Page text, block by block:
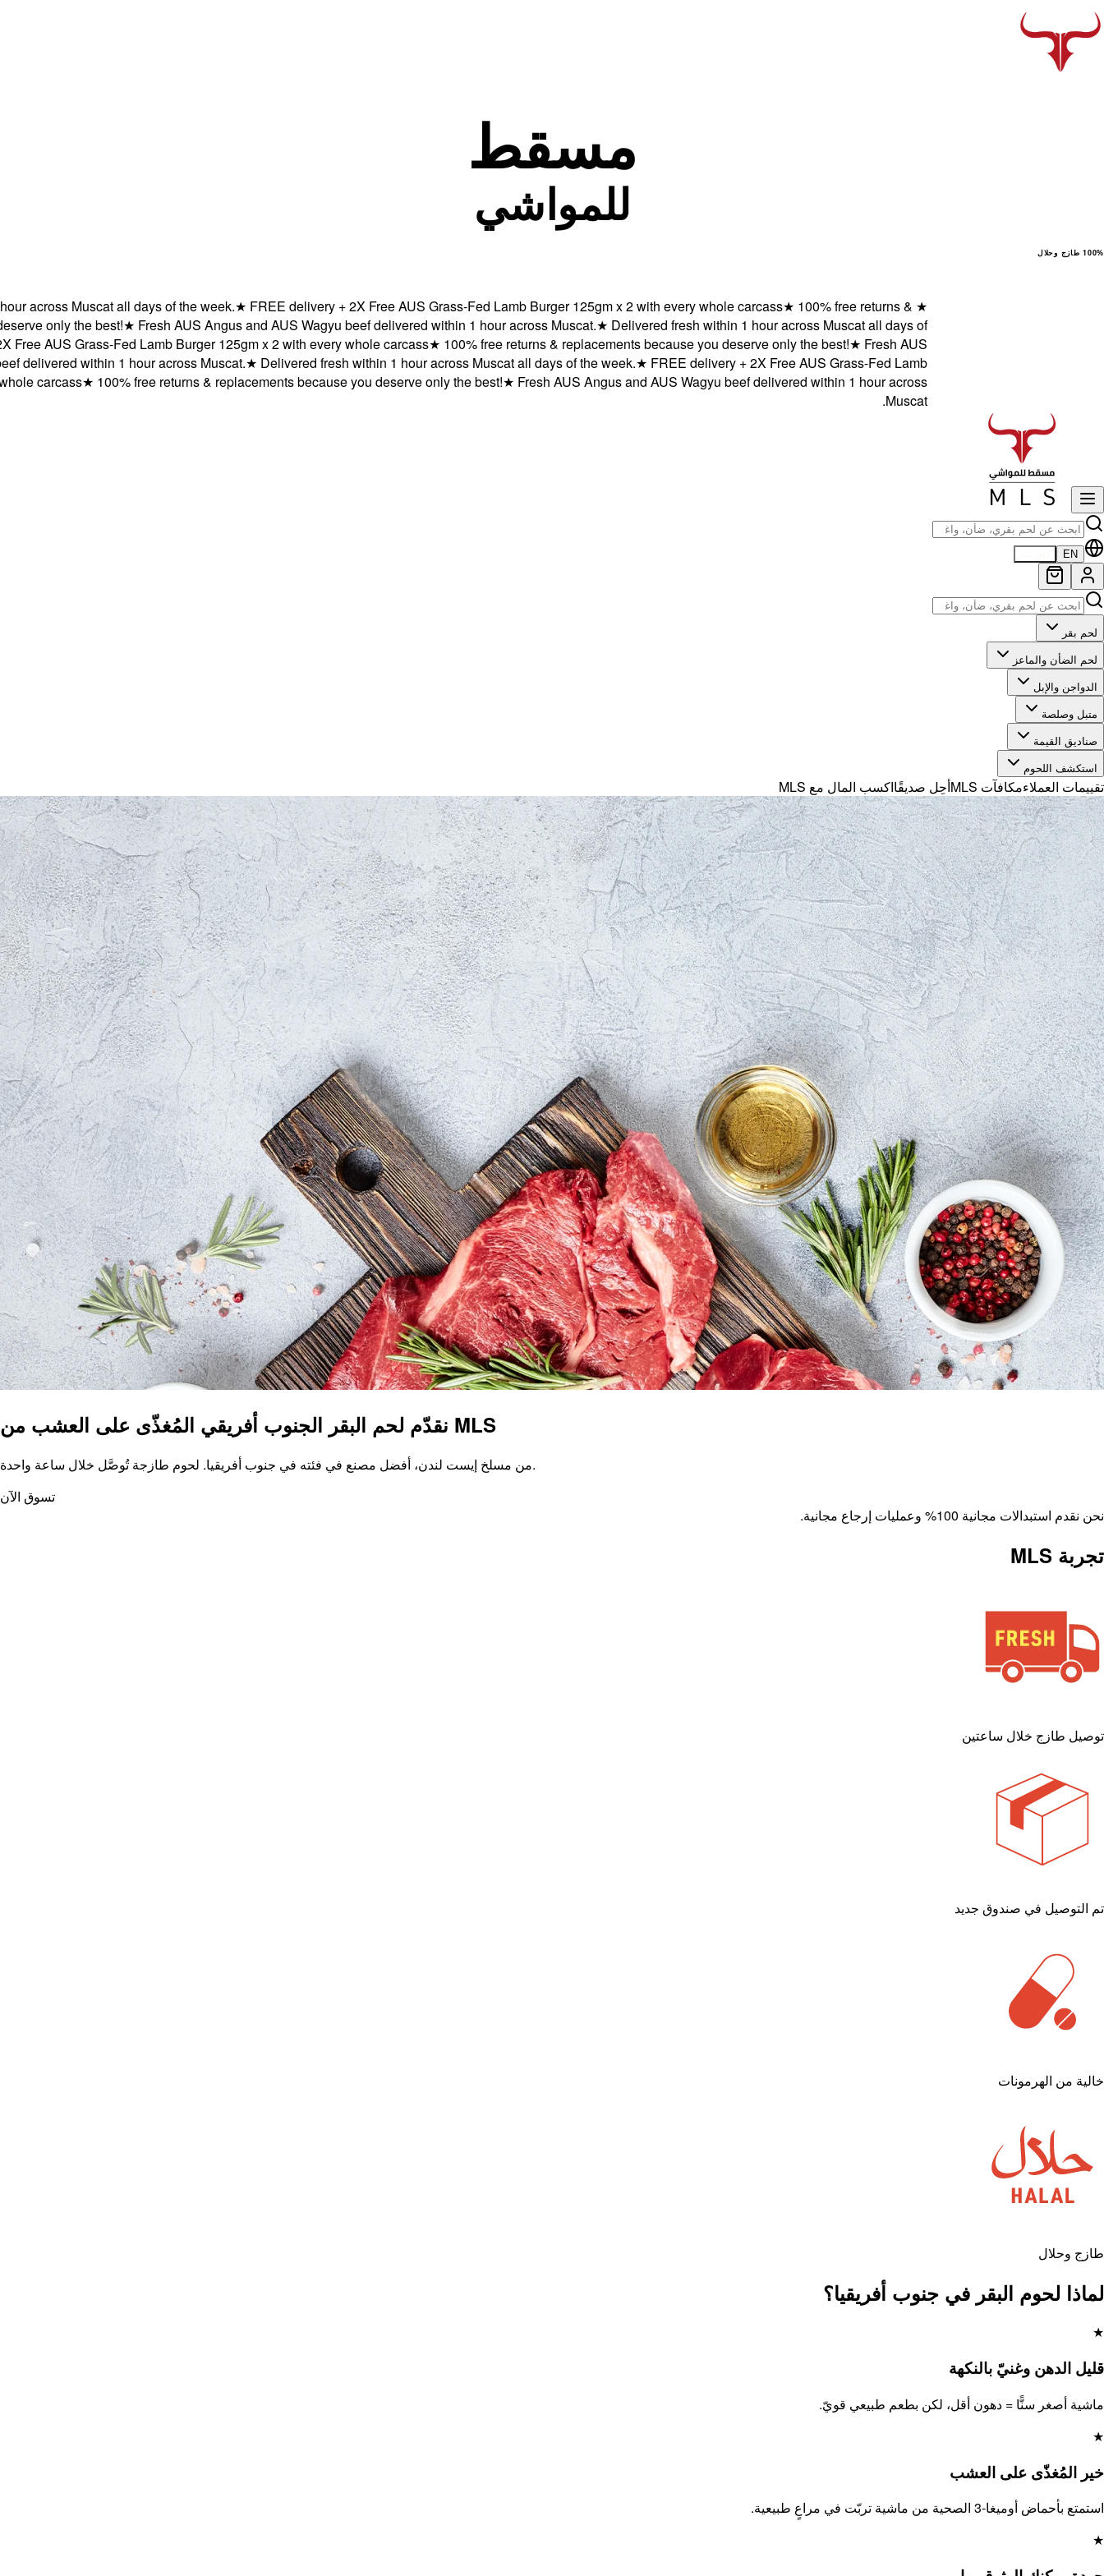
مسقط
للمواشي
100% طازج وحلال
★
across Muscat all days of the week.★FREE delivery + 2X Free AUS Grass-Fed Lamb Burger 125gm x 2 with every whole carcass★100% free returns &
only the best!★Fresh AUS Angus and AUS Wagyu beef delivered within 1 hour across Muscat.★Delivered fresh within 1 hour across Muscat all days of
AUS Grass-Fed Lamb Burger 125gm x 2 with every whole carcass★100% free returns & replacements because you deserve only the best!★Fresh AUS
within 1 hour across Muscat.★Delivered fresh within 1 hour across Muscat all days of the week.★FREE delivery + 2X Free AUS Grass-Fed Lamb
carcass★100% free returns & replacements because you deserve only the best!★Fresh AUS Angus and AUS Wagyu beef delivered within 1 hour across
Muscat.
EN
لحم بقر
لحم الضأن والماعز
الدواجن والإبل
متبل وصلصة
صناديق القيمة
استكشف اللحوم
تقييمات العملاءمكافآت MLS أحِل صديقًااكسب المال مع MLS
نقدّم لحم البقر الجنوب أفريقي المُغذّى على العشب من MLS
من مسلخ إيست لندن، أفضل مصنع في فئته في جنوب أفريقيا. لحوم طازجة تُوصَّل خلال ساعة واحدة.
تسوق الآن
نحن نقدم استبدالات مجانية 100% وعمليات إرجاع مجانية.
تجربة MLS
توصيل طازج خلال ساعتين
تم التوصيل في صندوق جديد
خالية من الهرمونات
طازج وحلال
لماذا لحوم البقر في جنوب أفريقيا؟
★
قليل الدهن وغنيّ بالنكهة
ماشية أصغر سنًّا = دهون أقل، لكن بطعم طبيعي قويّ.
★
خير المُغذّى على العشب
استمتع بأحماض أوميغا-3 الصحية من ماشية تربّت في مراعٍ طبيعية.
★